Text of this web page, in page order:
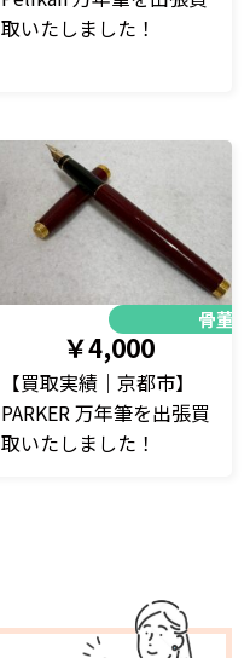
取いたしました！
骨董
￥4,000
【買取実績｜京都市】
PARKER 万年筆を出張買
取いたしました！